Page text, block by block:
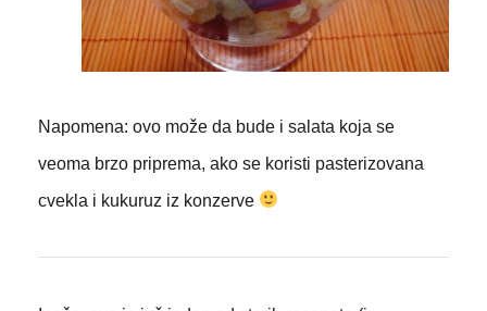
Napomena: ovo može da bude i salata koja se
veoma brzo priprema, ako se koristi pasterizovana
cvekla i kukuruz iz konzerve